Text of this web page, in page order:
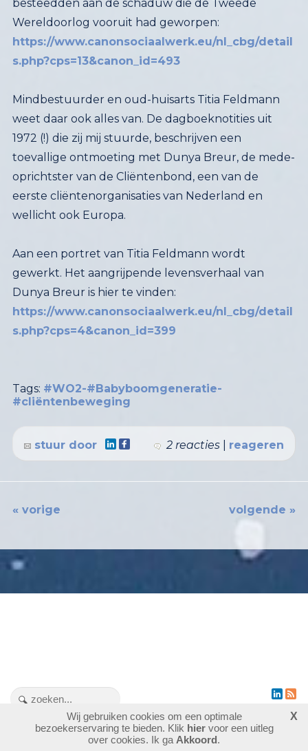
Wereldoorlog vooruit had geworpen:
https://www.canonsociaalwerk.eu/nl_cbg/detail
s.php?cps=13&canon_id=493
Mindbestuurder en oud-huisarts Titia Feldmann
weet daar ook alles van. De dagboeknotities uit
1972 (!) die zij mij stuurde, beschrijven een
toevallige ontmoeting met Dunya Breur, de mede-
oprichtster van de Cliëntenbond, een van de
eerste cliëntenorganisaties van Nederland en
wellicht ook Europa.
Aan een portret van Titia Feldmann wordt
gewerkt. Het aangrijpende levensverhaal van
Dunya Breur is hier te vinden:
https://www.canonsociaalwerk.eu/nl_cbg/detail
s.php?cps=4&canon_id=399
Tags: #WO2-#Babyboomgeneratie-
#cliëntenbeweging
2 reacties reageren
stuur door
« vorige volgende »
1476266 bezoekers - 2 online
login
Wij gebruiken cookies om een optimale
bezoekerservaring te bieden. Klik hiervoor een uitleg
over cookies. Ik ga Akkoord.
X